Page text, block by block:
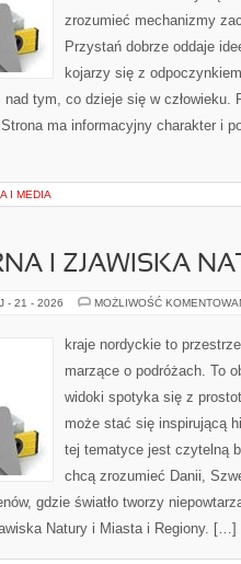
zrozumieć mechanizmy
Przystań dobrze oddaje
kojarzy się z
tym, co dzieje się w człowieku.
ma informacyjny charakter i
I MEDIA
I ZJAWISKA
- 21 - 2026 MOŻLIWOŚĆ
kraje nordyckie to
marzące o podróżach. To
widoki spotyka się z
może stać się inspirującą
tej tematyce jest czytelną
chcą zrozumieć Danii,
gdzie światło tworzy
Natury i Miasta i Regiony. […]